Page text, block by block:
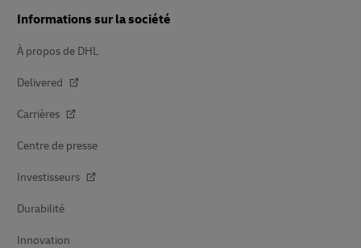
Informations sur la société
À propos de DHL
Delivered
Carrières
Centre de presse
Investisseurs
Durabilité
Innovation